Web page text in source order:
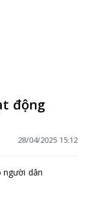
động
28/04/2025 15:12